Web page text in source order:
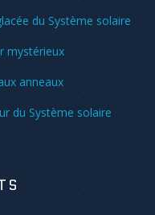
du Système solaire
mystérieux
anneaux
du Système solaire